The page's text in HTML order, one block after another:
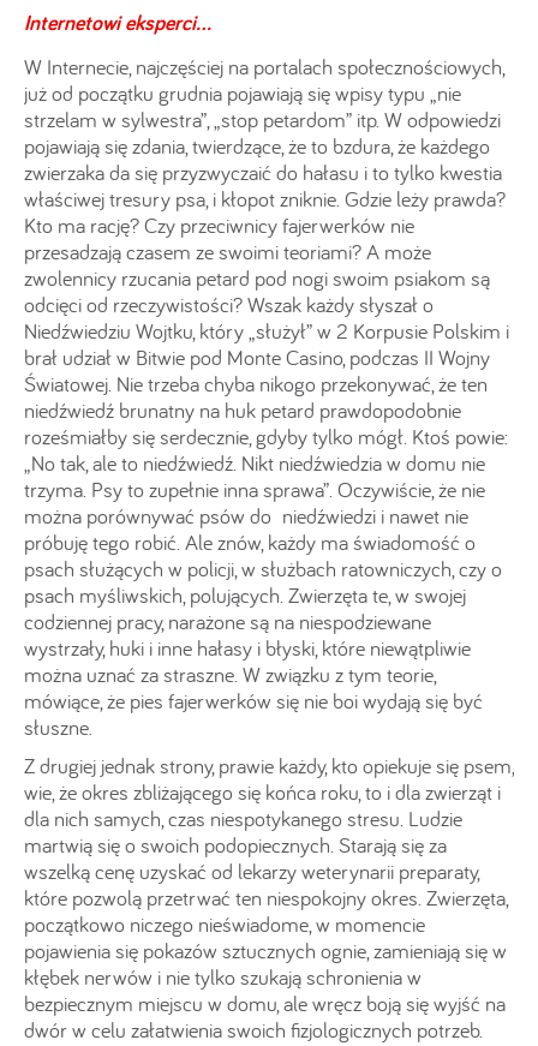
Internetowi eksperci...
W Internecie, najczęściej na portalach społecznościowych,
już od początku grudnia pojawiają się wpisy typu „nie
strzelam w sylwestra”, „stop petardom” itp. W odpowiedzi
pojawiają się zdania, twierdzące, że to bzdura, że każdego
zwierzaka da się przyzwyczaić do hałasu i to tylko kwestia
właściwej tresury psa, i kłopot zniknie. Gdzie leży prawda?
Kto ma rację? Czy przeciwnicy fajerwerków nie
przesadzają czasem ze swoimi teoriami? A może
zwolennicy rzucania petard pod nogi swoim psiakom są
odcięci od rzeczywistości? Wszak każdy słyszał o
Niedźwiedziu Wojtku, który „służył” w 2 Korpusie Polskim i
brał udział w Bitwie pod Monte Casino, podczas II Wojny
Światowej. Nie trzeba chyba nikogo przekonywać, że ten
niedźwiedź brunatny na huk petard prawdopodobnie
roześmiałby się serdecznie, gdyby tylko mógł. Ktoś powie:
„No tak, ale to niedźwiedź. Nikt niedźwiedzia w domu nie
trzyma. Psy to zupełnie inna sprawa”. Oczywiście, że nie
można porównywać psów do niedźwiedzi i nawet nie
próbuję tego robić. Ale znów, każdy ma świadomość o
psach służących w policji, w służbach ratowniczych, czy o
psach myśliwskich, polujących. Zwierzęta te, w swojej
codziennej pracy, narażone są na niespodziewane
wystrzały, huki i inne hałasy i błyski, które niewątpliwie
można uznać za straszne. W związku z tym teorie,
mówiące, że pies fajerwerków się nie boi wydają się być
słuszne.
Z drugiej jednak strony, prawie każdy, kto opiekuje się psem,
wie, że okres zbliżającego się końca roku, to i dla zwierząt i
dla nich samych, czas niespotykanego stresu. Ludzie
martwią się o swoich podopiecznych. Starają się za
wszelką cenę uzyskać od lekarzy weterynarii preparaty,
które pozwolą przetrwać ten niespokojny okres. Zwierzęta,
początkowo niczego nieświadome, w momencie
pojawienia się pokazów sztucznych ognie, zamieniają się w
kłębek nerwów i nie tylko szukają schronienia w
bezpiecznym miejscu w domu, ale wręcz boją się wyjść na
dwór w celu załatwienia swoich fizjologicznych potrzeb.